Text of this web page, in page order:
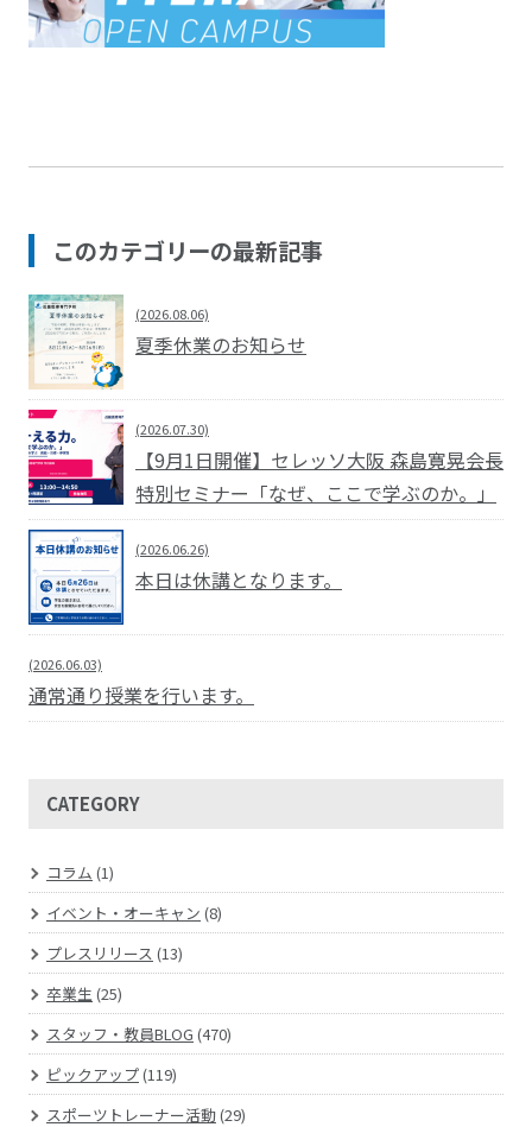
このカテゴリーの最新記事
(2026.08.06)
夏季休業のお知らせ
(2026.07.30)
【9月1日開催】セレッソ大阪 森島寛晃会長
特別セミナー「なぜ、ここで学ぶのか。」
(2026.06.26)
本日は休講となります。
(2026.06.03)
通常通り授業を行います。
CATEGORY
コラム (1)
イベント・オーキャン (8)
プレスリリース (13)
卒業生(25)
スタッフ・教員BLOG (470)
ピックアップ(119)
スポーツトレーナー活動(29)